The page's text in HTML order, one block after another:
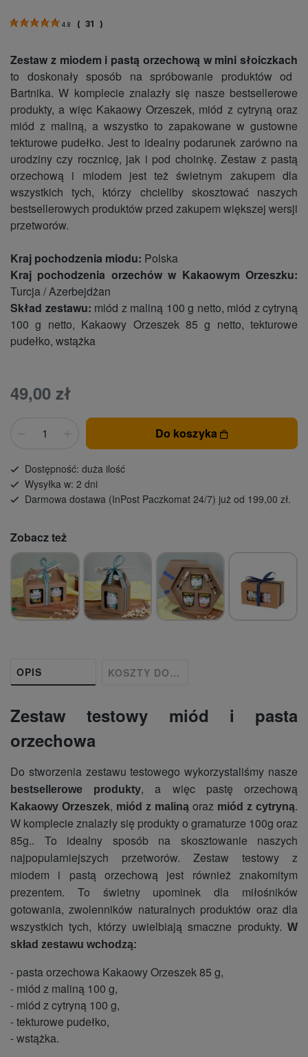
4.8 ( 31 )
Zestaw z miodem i pastą orzechową w mini słoiczkach
to doskonały sposób na spróbowanie produktów od
Bartnika. W komplecie znalazły się nasze bestsellerowe
produkty, a więc Kakaowy Orzeszek, miód z cytryną oraz
miód z maliną, a wszystko to zapakowane w gustowne
tekturowe pudełko. Jest to idealny podarunek zarówno na
urodziny czy rocznicę, jak i pod choinkę. Zestaw z pastą
orzechową i miodem jest też świetnym zakupem dla
wszystkich tych, którzy chcieliby skosztować naszych
bestsellerowych produktów przed zakupem większej wersji
przetworów.
Kraj pochodzenia miodu: Polska
Kraj pochodzenia orzechów w Kakaowym Orzeszku:
Turcja / Azerbejdżan
Skład zestawu: miód z maliną 100 g netto, miód z cytryną
100 g netto, Kakaowy Orzeszek 85 g netto, tekturowe
pudełko, wstążka
49,00 zł
Do koszyka
Dostępność: duża ilość
Wysyłka w: 2 dni
Darmowa dostawa (InPost Paczkomat 24/7) już od 199,00 zł.
Zobacz też
OPIS KOSZTY DOSTAWY
Zestaw testowy miód i pasta
orzechowa
Do stworzenia zestawu testowego wykorzystaliśmy nasze
bestsellerowe produkty, a więc pastę orzechową
Kakaowy Orzeszek, miód z maliną oraz miód z cytryną.
W komplecie znalazły się produkty o gramaturze 100g oraz
85g.. To idealny sposób na skosztowanie naszych
najpopularniejszych przetworów. Zestaw testowy z
miodem i pastą orzechową jest również znakomitym
prezentem. To świetny upominek dla miłośników
gotowania, zwolenników naturalnych produktów oraz dla
wszystkich tych, którzy uwielbiają smaczne produkty. W
skład zestawu wchodzą:
- pasta orzechowa Kakaowy Orzeszek 85 g,
- miód z maliną 100 g,
- miód z cytryną 100 g,
- tekturowe pudełko,
- wstążka.